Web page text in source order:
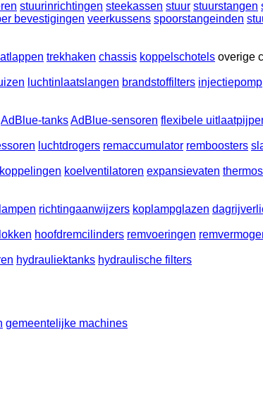
stuurinrichtingen steekassen stuur stuurstangen
bevestigingen veerkussens spoorstangeinden
trekhaken chassis koppelschotels overige
luchtinlaatslangen brandstoffilters injectiepomp
AdBlue-tanksAdBlue-sensoren flexibele
luchtdrogers remaccumulator remboosters
koelventilatoren expansievaten
richtingaanwijzers koplampglazen
hoofdremcilinders remvoeringen
hydrauliektanks hydraulische filters
gemeentelijke machines